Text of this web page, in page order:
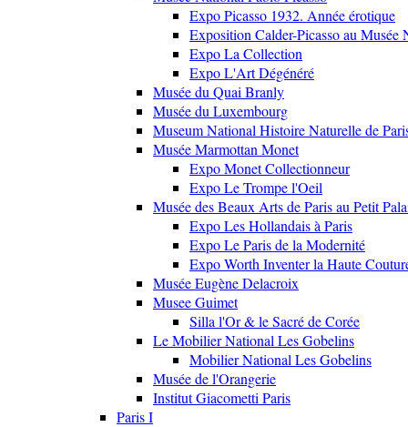
Expo Picasso 1932. Année érotique
Exposition Calder-Picasso au Musée
Expo La Collection
Expo L'Art Dégénéré
Musée du Quai Branly
Musée du Luxembourg
Museum National Histoire Naturelle de
Musée Marmottan Monet
Expo Monet Collectionneur
Expo Le Trompe l'Oeil
Musée des Beaux Arts de Paris au Petit
Expo Les Hollandais à Paris
Expo Le Paris de la Modernité
Expo Worth Inventer la Haute
Musée Eugène Delacroix
Musee Guimet
Silla l'Or & le Sacré de Corée
Le Mobilier National Les Gobelins
Mobilier National Les Gobelins
Musée de l'Orangerie
Institut Giacometti Paris
Paris I